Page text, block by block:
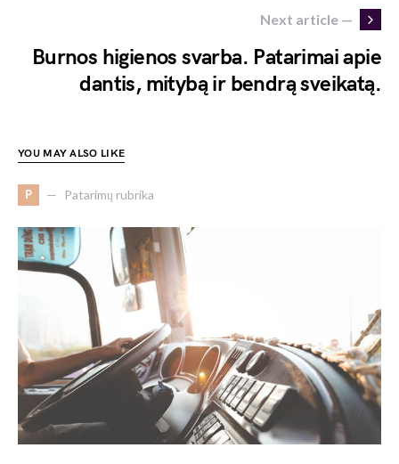
Next article —
Burnos higienos svarba. Patarimai apie
dantis, mitybą ir bendrą sveikatą.
YOU MAY ALSO LIKE
P Patarimų rubrika